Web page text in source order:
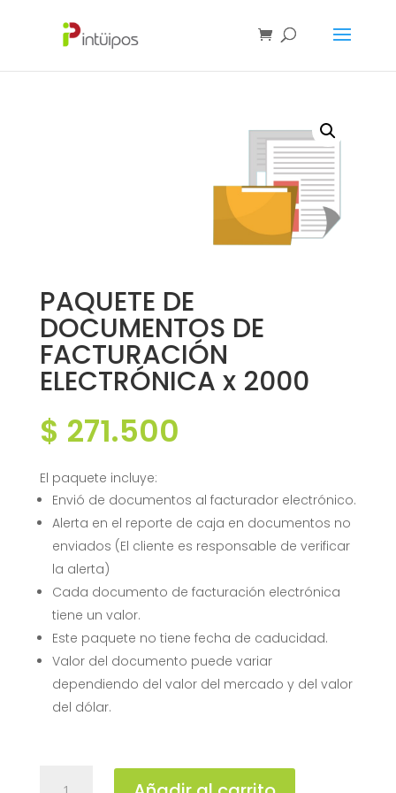
PAQUETE DE
DOCUMENTOS DE
FACTURACIÓN
ELECTRÓNICA x 2000
$ 271.500
El paquete incluye:
Envió de documentos al facturador electrónico.
Alerta en el reporte de caja en documentos no
enviados (El cliente es responsable de verificar
la alerta)
Cada documento de facturación electrónica
tiene un valor.
Este paquete no tiene fecha de caducidad.
Valor del documento puede variar
dependiendo del valor del mercado y del valor
del dólar.